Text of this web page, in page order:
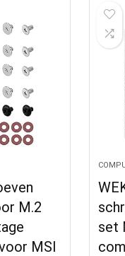
M.2
MSI
set